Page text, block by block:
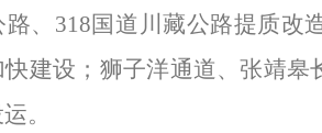
、318国道川藏公路提质改
建设；狮子洋通道、张靖
。